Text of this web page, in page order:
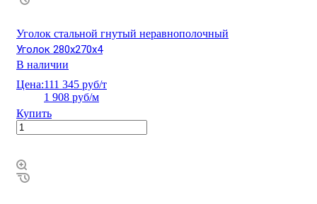
Уголок стальной гнутый неравнополочный
Уголок 280х270х4
В наличии
Цена:111 345 руб/т
1 908 руб/м
Купить